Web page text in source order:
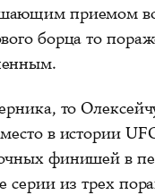
приемом
борца то
то
в истории
финишей в
серии из трех